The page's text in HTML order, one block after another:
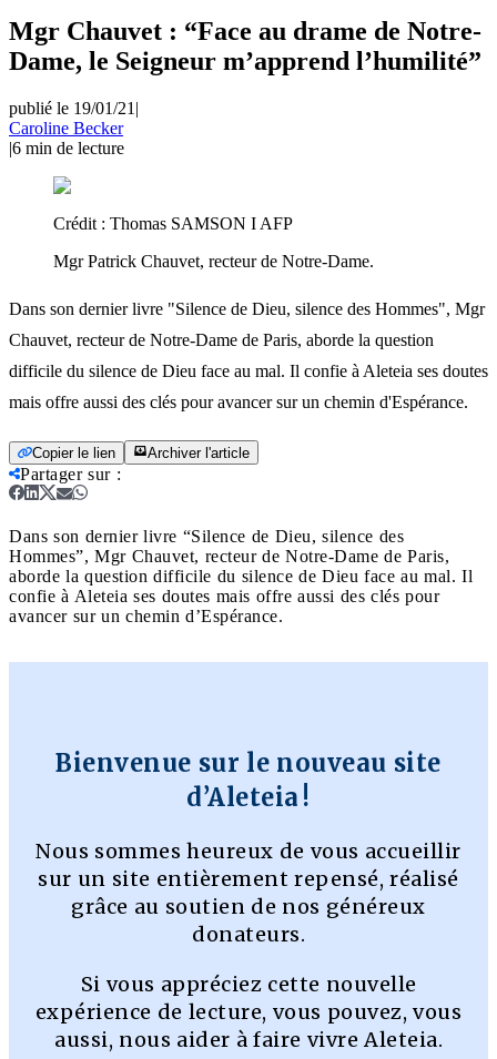
Mgr Chauvet : “Face au drame de Notre-
Dame, le Seigneur m’apprend l’humilité”
publié le 19/01/21 |
Caroline Becker
|6 min de lecture
Crédit : Thomas SAMSON I AFP
Mgr Patrick Chauvet, recteur de Notre-Dame.
Dans son dernier livre "Silence de Dieu, silence des Hommes", Mgr
Chauvet, recteur de Notre-Dame de Paris, aborde la question
difficile du silence de Dieu face au mal. Il confie à Aleteia ses doutes
mais offre aussi des clés pour avancer sur un chemin d'Espérance.
Copier le lien Archiver l'article
Partager sur:
Dans son dernier livre “Silence de Dieu, silence des
Hommes”, Mgr Chauvet, recteur de Notre-Dame de Paris,
aborde la question difficile du silence de Dieu face au mal. Il
confie à Aleteia ses doutes mais offre aussi des clés pour
avancer sur un chemin d’Espérance.
Bienvenue sur le nouveau site
d’Aleteia !
Nous sommes heureux de vous accueillir
sur un site entièrement repensé, réalisé
grâce au soutien de nos généreux
donateurs.
Si vous appréciez cette nouvelle
expérience de lecture, vous pouvez, vous
aussi, nous aider à faire vivre Aleteia.